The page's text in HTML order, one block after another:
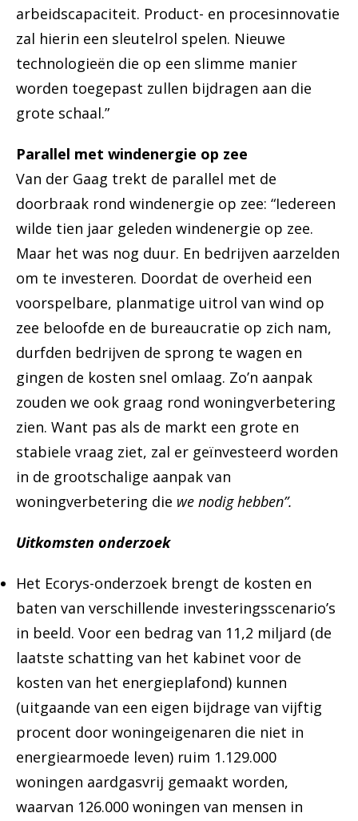
arbeidscapaciteit. Product- en procesinnovatie
zal hierin een sleutelrol spelen. Nieuwe
technologieën die op een slimme manier
worden toegepast zullen bijdragen aan die
grote schaal.”
Parallel met windenergie op zee
Van der Gaag trekt de parallel met de
doorbraak rond windenergie op zee: “Iedereen
wilde tien jaar geleden windenergie op zee.
Maar het was nog duur. En bedrijven aarzelden
om te investeren. Doordat de overheid een
voorspelbare, planmatige uitrol van wind op
zee beloofde en de bureaucratie op zich nam,
durfden bedrijven de sprong te wagen en
gingen de kosten snel omlaag. Zo’n aanpak
zouden we ook graag rond woningverbetering
zien. Want pas als de markt een grote en
stabiele vraag ziet, zal er geïnvesteerd worden
in de grootschalige aanpak van
woningverbetering die we nodig hebben”.
Uitkomsten onderzoek
Het Ecorys-onderzoek brengt de kosten en
baten van verschillende investeringsscenario’s
in beeld. Voor een bedrag van 11,2 miljard (de
laatste schatting van het kabinet voor de
kosten van het energieplafond) kunnen
(uitgaande van een eigen bijdrage van vijftig
procent door woningeigenaren die niet in
energiearmoede leven) ruim 1.129.000
woningen aardgasvrij gemaakt worden,
waarvan 126.000 woningen van mensen in